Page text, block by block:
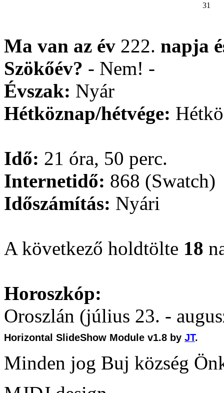
31
Ma van az év 222. napja
Szökőév? - Nem! -
Évszak: Nyár
Hétköznap/hétvége:
Idő: 21 óra, 50 perc.
Internetidő: 868 (Swatch)
Időszámítás: Nyári
A következő holdtölte 18
Horoszkóp:
Oroszlán (július 23. -
Horizontal SlideShow Module v1.8 by JT.
Minden jog Buj község